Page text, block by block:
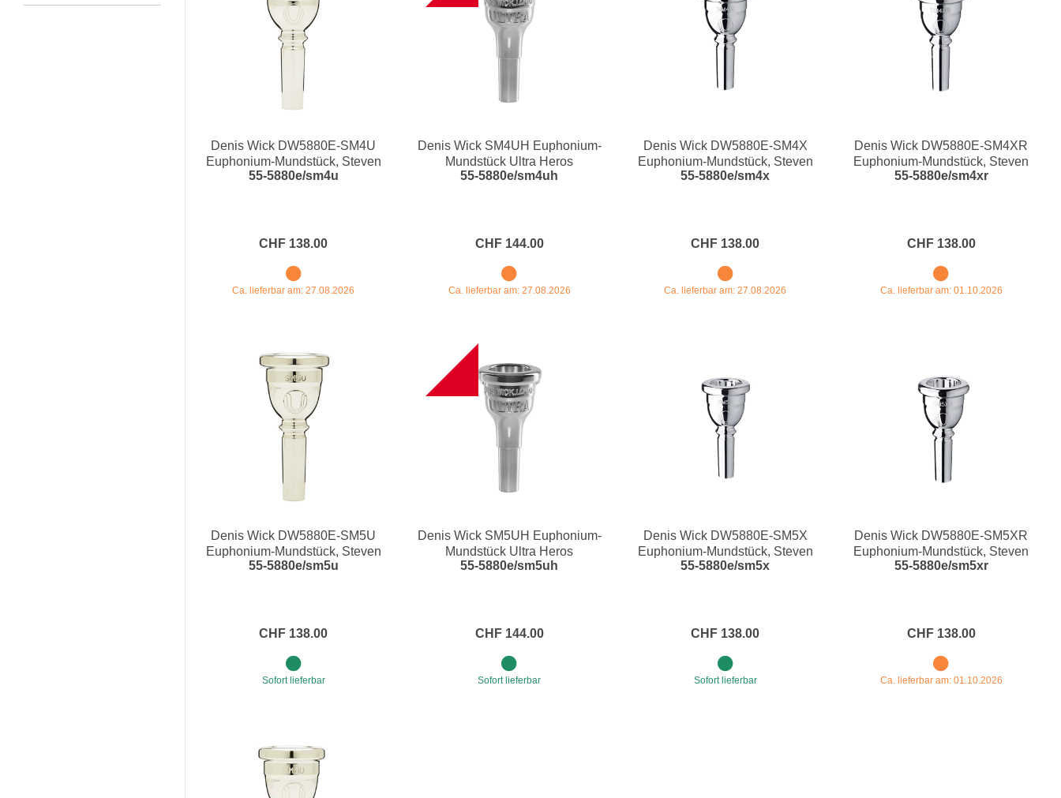
Denis Wick DW5880E-SM4U
Euphonium-Mundstück, Steven
Mead Ultra
55-5880e/sm4u
CHF 138.00
Ca. lieferbar am: 27.08.2026
Denis Wick SM4UH Euphonium-
Mundstück Ultra Heros
55-5880e/sm4uh
CHF 144.00
Ca. lieferbar am: 27.08.2026
Denis Wick DW5880E-SM4X
Euphonium-Mundstück, Steven
Mead Ultra-X
55-5880e/sm4x
CHF 138.00
Ca. lieferbar am: 27.08.2026
Denis Wick DW5880E-SM4XR
Euphonium-Mundstück, Steven
Mead Ultra-XR
55-5880e/sm4xr
CHF 138.00
Ca. lieferbar am: 01.10.2026
Denis Wick DW5880E-SM5U
Euphonium-Mundstück, Steven
Mead Ultra
55-5880e/sm5u
CHF 138.00
Sofort lieferbar
Denis Wick SM5UH Euphonium-
Mundstück Ultra Heros
55-5880e/sm5uh
CHF 144.00
Sofort lieferbar
Denis Wick DW5880E-SM5X
Euphonium-Mundstück, Steven
Mead Ultra-X
55-5880e/sm5x
CHF 138.00
Sofort lieferbar
Denis Wick DW5880E-SM5XR
Euphonium-Mundstück, Steven
Mead Ultra-XR
55-5880e/sm5xr
CHF 138.00
Ca. lieferbar am: 01.10.2026